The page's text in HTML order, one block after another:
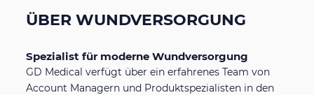
Lieferbedingungen
Cookie & Datenschutz-Erklärung
ÜBER WUNDVERSORGUNG
Spezialist für moderne Wundversorgung
GD Medical verfügt über ein erfahrenes Team von
Account Managern und Produktspezialisten in den